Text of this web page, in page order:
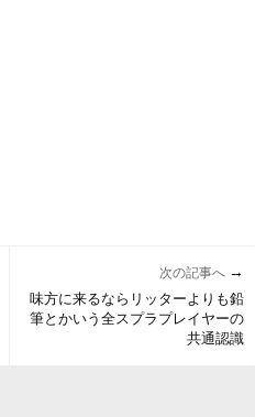
次の記事へ →
味方に来るならリッターよりも鉛
筆とかいう全スプラプレイヤーの
共通認識